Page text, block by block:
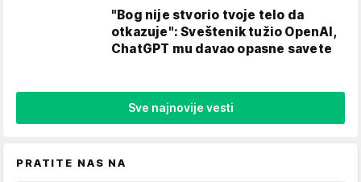
"Bog nije stvorio tvoje telo da
otkazuje": Sveštenik tužio OpenAI,
ChatGPT mu davao opasne savete
Sve najnovije vesti
PRATITE NAS NA